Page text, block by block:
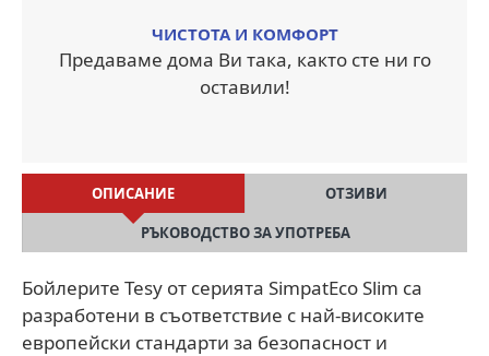
ЧИСТОТА И КОМФОРТ
Предаваме дома Ви така, както сте ни го
оставили!
ОПИСАНИЕ
ОТЗИВИ
РЪКОВОДСТВО ЗА УПОТРЕБА
Бойлерите Tesy от серията SimpatEco Slim са
разработени в съответствие с най-високите
европейски стандарти за безопасност и